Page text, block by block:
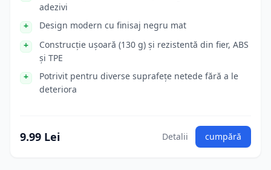
adezivi
Design modern cu finisaj negru mat
Construcție ușoară (130 g) și rezistentă din fier, ABS
și TPE
Potrivit pentru diverse suprafețe netede fără a le
deteriora
9.99 Lei Detalii cumpără